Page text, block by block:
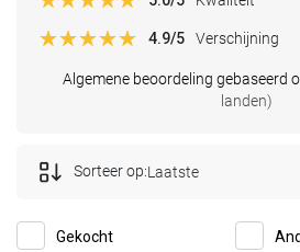
Algemene beoordeling gebaseerd
landen)
4.9/5 Verschijning
Gekocht
Sorteer op:Laatste